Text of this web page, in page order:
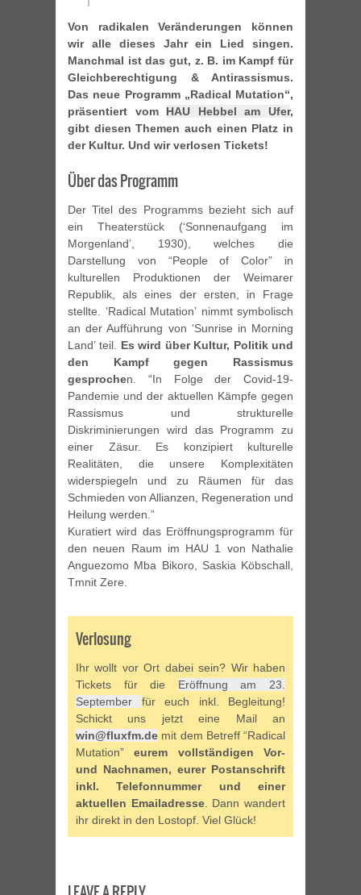
Von radikalen Veränderungen können
wir alle dieses Jahr ein Lied singen.
Manchmal ist das gut, z. B. im Kampf für
Gleichberechtigung & Antirassismus.
Das neue Programm „Radical Mutation“,
präsentiert vom HAU Hebbel am Ufer,
gibt diesen Themen auch einen Platz in
der Kultur. Und wir verlosen Tickets!
Über das Programm
Der Titel des Programms bezieht sich auf
ein Theaterstück (‘Sonnenaufgang im
Morgenland’, 1930), welches die
Darstellung von “People of Color” in
kulturellen Produktionen der Weimarer
Republik, als eines der ersten, in Frage
stellte. ‘Radical Mutation’ nimmt symbolisch
an der Aufführung von ‘Sunrise in Morning
Land’ teil. Es wird über Kultur, Politik und
den Kampf gegen Rassismus
gesprochen. “In Folge der Covid-19-
Pandemie und der aktuellen Kämpfe gegen
Rassismus und strukturelle
Diskriminierungen wird das Programm zu
einer Zäsur. Es konzipiert kulturelle
Realitäten, die unsere Komplexitäten
widerspiegeln und zu Räumen für das
Schmieden von Allianzen, Regeneration und
Heilung werden.”
Kuratiert wird das Eröffnungsprogramm für
den neuen Raum im HAU 1 von Nathalie
Anguezomo Mba Bikoro, Saskia Köbschall,
Tmnit Zere.
Verlosung
Ihr wollt vor Ort dabei sein? Wir haben
Tickets für die Eröffnung am 23.
September für euch inkl. Begleitung!
Schickt uns jetzt eine Mail an
win@fluxfm.de mit dem Betreff “Radical
Mutation”eurem vollständigen Vor-
und Nachnamen, eurer Postanschrift
inkl. Telefonnummer und einer
aktuellen Emailadresse. Dann wandert
ihr direkt in den Lostopf. Viel Glück!